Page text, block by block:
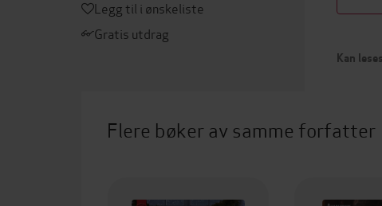
Legg til i ønskeliste
Gratis utdrag
Kan
Flere bøker av samme forfatter